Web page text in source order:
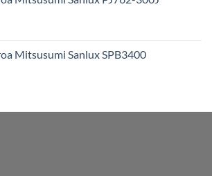
Mitsusumi Sanlux SPB3400